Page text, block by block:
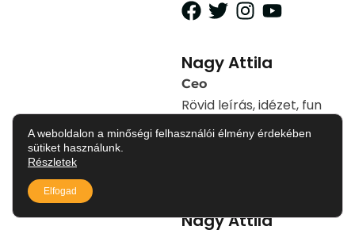
Nagy Attila
Ceo
Rövid leírás, idézet, fun
fact az adott
Nagy Attila
A weboldalon a minőségi felhasználói élmény érdekében
sütiket használunk.
Részletek
Elfogad